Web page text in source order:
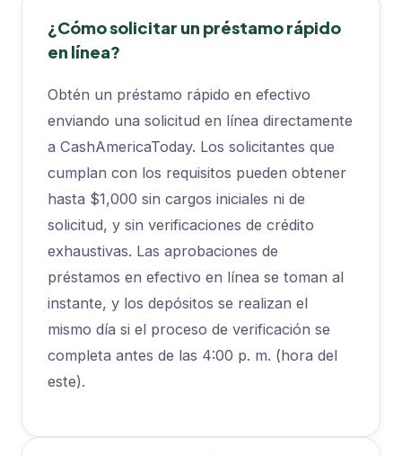
¿Cómo solicitar un préstamo rápido
en línea?
Obtén un préstamo rápido en efectivo
enviando una solicitud en línea directamente
a CashAmericaToday. Los solicitantes que
cumplan con los requisitos pueden obtener
hasta $1,000 sin cargos iniciales ni de
solicitud, y sin verificaciones de crédito
exhaustivas. Las aprobaciones de
préstamos en efectivo en línea se toman al
instante, y los depósitos se realizan el
mismo día si el proceso de verificación se
completa antes de las 4:00 p. m. (hora del
este).